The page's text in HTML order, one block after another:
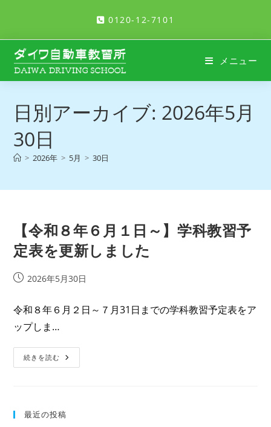
テ
へ
0120-12-7101
メニュー
日別アーカイブ: 2026年5月
30日
> 2026年 > 5月 > 30日
【令和８年６月１日～】学科教習予
定表を更新しました
投
公
開
日:
2026年5月30日
令和８年６月２日～７月31日までの学科教習予定表をア
ップしま…
続きを読む 【令
和
１
日
最近の投稿